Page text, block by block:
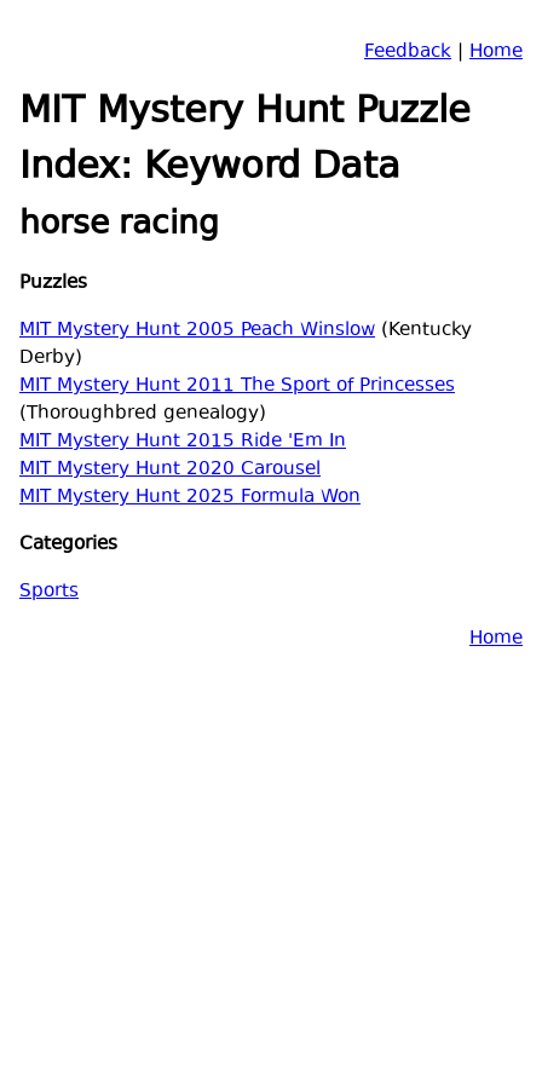
Feedback | Home
MIT Mystery Hunt Puzzle
Index: Keyword Data
horse racing
Puzzles
MIT Mystery Hunt 2005 Peach Winslow (Kentucky
Derby)
MIT Mystery Hunt 2011 The Sport of Princesses
(Thoroughbred genealogy)
MIT Mystery Hunt 2015 Ride 'Em In
MIT Mystery Hunt 2020 Carousel
MIT Mystery Hunt 2025 Formula Won
Categories
Sports
Home